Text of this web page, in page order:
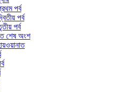
পর্ব
পর্ব
পর্ব
শেষ অংশ